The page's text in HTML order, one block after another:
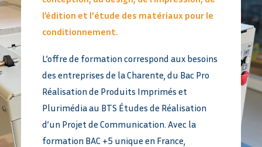
OFFRES EN ALTERNANCE
NETYPAREO
l’édition et l'étude des matériaux pour le
conditionnement.
L’offre de formation correspond aux besoins
des entreprises de la Charente, du Bac Pro
Réalisation de Produits Imprimés et
Plurimédia au BTS Études de Réalisation
d’un Projet de Communication. Avec la
formation BAC +5 unique en France,